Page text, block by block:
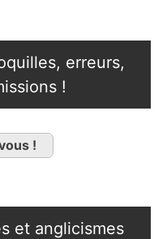
erreurs,
!
!
et anglicismes